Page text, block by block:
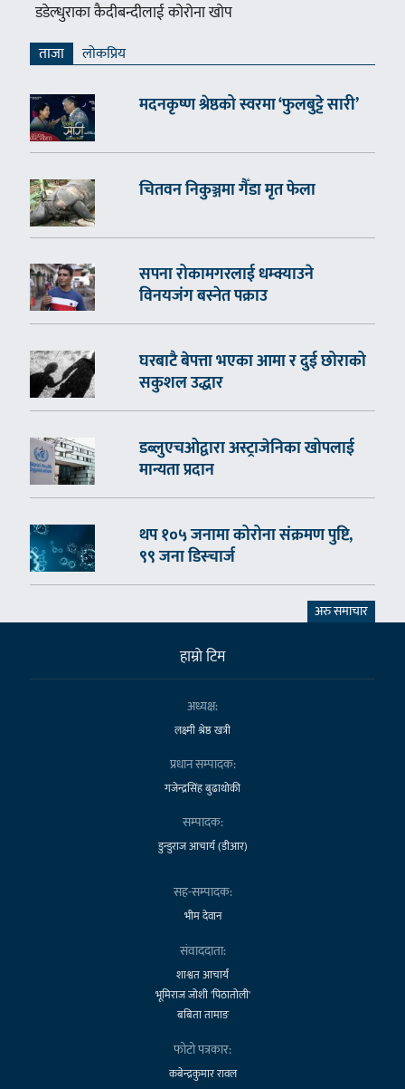
डडेल्धुराका कैदीबन्दीलाई कोरोना खोप
ताजा लाेकप्रिय
मदनकृष्ण श्रेष्ठको स्वरमा ‘फुलबुट्टे सारी’
चितवन निकुञ्जमा गैँडा मृत फेला
सपना रोकामगरलाई धम्क्याउने
विनयजंग बस्नेत पक्राउ
घरबाटै बेपत्ता भएका आमा र दुई छोराको
सकुशल उद्धार
डब्लुएचओद्वारा अस्ट्राजेनिका खोपलाई
मान्यता प्रदान
थप १०५ जनामा कोरोना संक्रमण पुष्टि,
९९ जना डिस्चार्ज
अरु समाचार
हाम्राे टिम
अध्यक्ष:
लक्ष्मी श्रेष्ठ खत्री
प्रधान सम्पादक:
गजेन्द्रसिंह बुढाथोकी
सम्पादक:
डुन्डुराज आचार्य (डीआर)
सह-सम्पादक:
भीम देवान
संवाददाता:
शाश्वत आचार्य
भूमिराज जोशी 'पिठातोली'
बबिता तामाङ
फोटो पत्रकार:
कबेन्द्रकुमार रावल